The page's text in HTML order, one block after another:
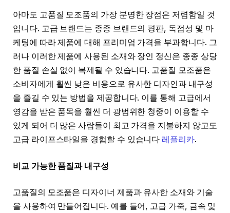
아마도 고품질 모조품의 가장 분명한 장점은 저렴함일 것
입니다. 고급 브랜드는 종종 브랜드의 평판, 독점성 및 마
케팅에 따라 제품에 대해 프리미엄 가격을 부과합니다. 그
러나 이러한 제품에 사용된 소재와 장인 정신은 종종 상당
한 품질 손실 없이 복제될 수 있습니다. 고품질 모조품은
소비자에게 훨씬 낮은 비용으로 유사한 디자인과 내구성
을 즐길 수 있는 방법을 제공합니다. 이를 통해 고급에서
영감을 받은 품목을 훨씬 더 광범위한 청중이 이용할 수
있게 되어 더 많은 사람들이 최고 가격을 지불하지 않고도
고급 라이프스타일을 경험할 수 있습니다 레플리카.
비교 가능한 품질과 내구성
고품질의 모조품은 디자이너 제품과 유사한 소재와 기술
을 사용하여 만들어집니다. 예를 들어, 고급 가죽, 금속 및